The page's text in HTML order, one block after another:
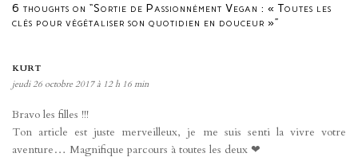
6 thoughts on “Sortie de Passionnément Vegan : « Toutes les
clés pour végétaliser son quotidien en douceur »”
KURT
jeudi 26 octobre 2017 à 12 h 16 min
Bravo les filles !!!
Ton article est juste merveilleux, je me suis senti la vivre votre
aventure… Magnifique parcours à toutes les deux ❤